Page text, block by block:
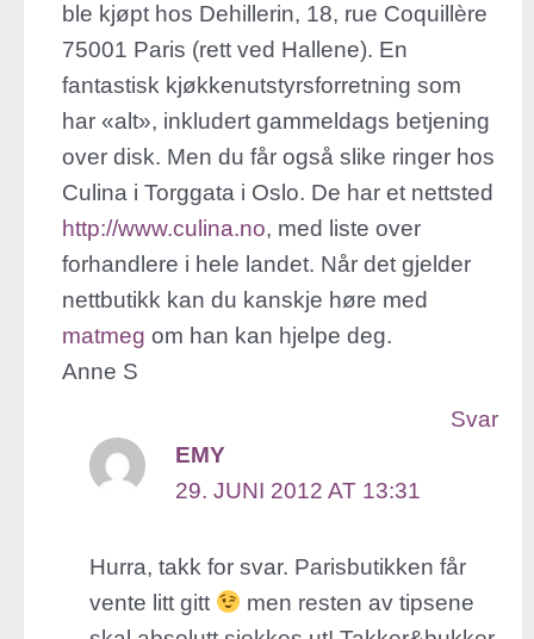
ble kjøpt hos Dehillerin, 18, rue Coquillère
75001 Paris (rett ved Hallene). En
fantastisk kjøkkenutstyrsforretning som
har «alt», inkludert gammeldags betjening
over disk. Men du får også slike ringer hos
Culina i Torggata i Oslo. De har et nettsted
http://www.culina.no, med liste over
forhandlere i hele landet. Når det gjelder
nettbutikk kan du kanskje høre med
matmeg om han kan hjelpe deg.
Anne S
Svar
EMY
29. JUNI 2012 AT 13:31
Hurra, takk for svar. Parisbutikken får
vente litt gitt
men resten av tipsene